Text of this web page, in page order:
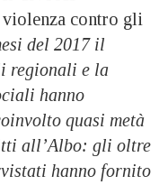
contro gli
del 2017 il
regionali e la
hanno
quasi metà
all’Albo: gli oltre
hanno fornito